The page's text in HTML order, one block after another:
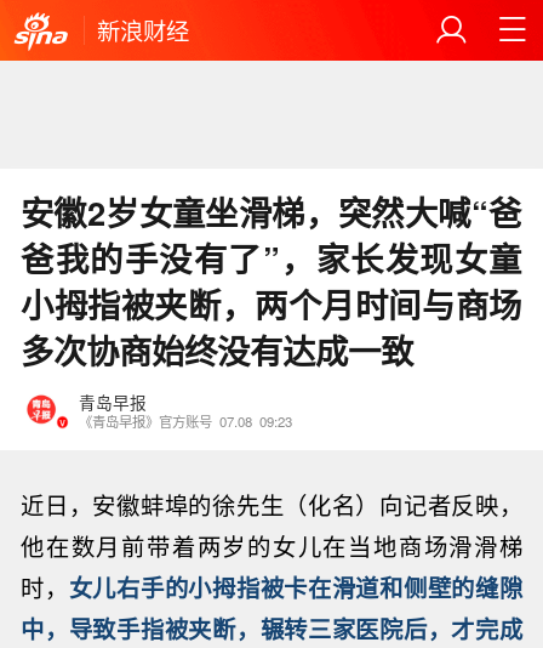
新浪财经
安徽2岁女童坐滑梯，突然大喊“爸
爸我的手没有了”，家长发现女童
小拇指被夹断，两个月时间与商场
多次协商始终没有达成一致
青岛早报
《青岛早报》官方账号 07.08 09:23
近日，安徽蚌埠的徐先生（化名）向记者反映，
他在数月前带着两岁的女儿在当地商场滑滑梯
时， 女儿右手的小拇指被卡在滑道和侧壁的缝隙
中，导致手指被夹断，辗转三家医院后，才完成